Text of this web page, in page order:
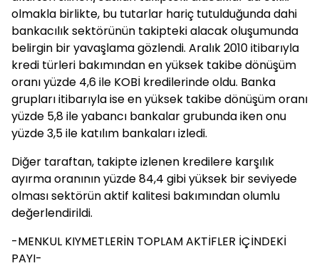
olmakla birlikte, bu tutarlar hariç tutulduğunda dahi
bankacılık sektörünün takipteki alacak oluşumunda
belirgin bir yavaşlama gözlendi. Aralık 2010 itibarıyla
kredi türleri bakımından en yüksek takibe dönüşüm
oranı yüzde 4,6 ile KOBİ kredilerinde oldu. Banka
grupları itibarıyla ise en yüksek takibe dönüşüm oranı
yüzde 5,8 ile yabancı bankalar grubunda iken onu
yüzde 3,5 ile katılım bankaları izledi.
Diğer taraftan, takipte izlenen kredilere karşılık
ayırma oranının yüzde 84,4 gibi yüksek bir seviyede
olması sektörün aktif kalitesi bakımından olumlu
değerlendirildi.
-MENKUL KIYMETLERİN TOPLAM AKTİFLER İÇİNDEKİ
PAYI-